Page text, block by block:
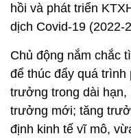
hồi và phát triển
dịch Covid-19 (2022-
Chủ động nắm chắc
để thúc đẩy quá
trưởng trong dài hạn,
trưởng mới; tăng
định kinh tế vĩ mô,